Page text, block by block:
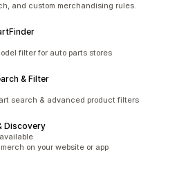
and custom merchandising rules.
filter for auto parts stores
& Filter
search & advanced product filters
Discovery
on your website or app